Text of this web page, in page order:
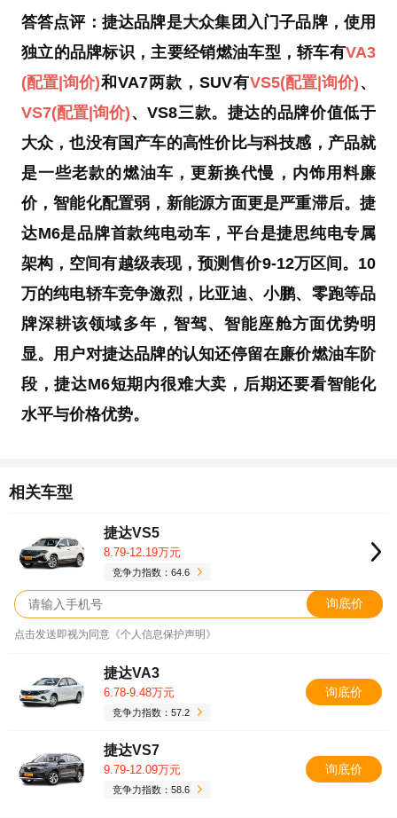
答答点评：捷达品牌是大众集团入门子品牌，使用
独立的品牌标识，主要经销燃油车型，轿车有VA3
(配置|询价)和VA7两款，SUV有VS5(配置|询价)、
VS7(配置|询价)、VS8三款。捷达的品牌价值低于
大众，也没有国产车的高性价比与科技感，产品就
是一些老款的燃油车，更新换代慢，内饰用料廉
价，智能化配置弱，新能源方面更是严重滞后。捷
达M6是品牌首款纯电动车，平台是捷思纯电专属
架构，空间有越级表现，预测售价9-12万区间。10
万的纯电轿车竞争激烈，比亚迪、小鹏、零跑等品
牌深耕该领域多年，智驾、智能座舱方面优势明
显。用户对捷达品牌的认知还停留在廉价燃油车阶
段，捷达M6短期内很难大卖，后期还要看智能化
水平与价格优势。
相关车型
捷达VS5
8.79-12.19万元
竞争力指数：64.6
询底价
点击发送即视为同意《个人信息保护声明》
捷达VA3
6.78-9.48万元
竞争力指数：57.2
询底价
捷达VS7
9.79-12.09万元
竞争力指数：58.6
询底价